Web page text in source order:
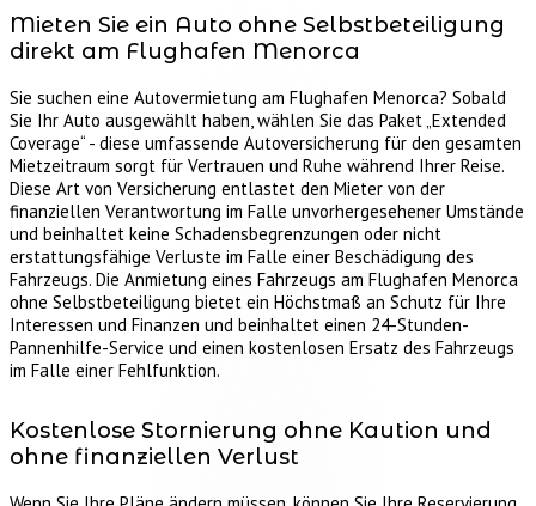
Mieten Sie ein Auto ohne Selbstbeteiligung
direkt am Flughafen Menorca
Sie suchen eine Autovermietung am Flughafen Menorca? Sobald
Sie Ihr Auto ausgewählt haben, wählen Sie das Paket „Extended
Coverage“ - diese umfassende Autoversicherung für den gesamten
Mietzeitraum sorgt für Vertrauen und Ruhe während Ihrer Reise.
Diese Art von Versicherung entlastet den Mieter von der
finanziellen Verantwortung im Falle unvorhergesehener Umstände
und beinhaltet keine Schadensbegrenzungen oder nicht
erstattungsfähige Verluste im Falle einer Beschädigung des
Fahrzeugs. Die Anmietung eines Fahrzeugs am Flughafen Menorca
ohne Selbstbeteiligung bietet ein Höchstmaß an Schutz für Ihre
Interessen und Finanzen und beinhaltet einen 24-Stunden-
Pannenhilfe-Service und einen kostenlosen Ersatz des Fahrzeugs
im Falle einer Fehlfunktion.
Kostenlose Stornierung ohne Kaution und
ohne finanziellen Verlust